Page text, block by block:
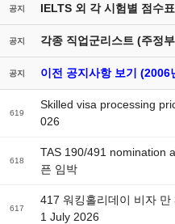
공지 IELTS 외 각 시험별 점수표
공지 각종 직업군리스트 (주정
공지 이전 공지사항 보기 (2006
619
Skilled visa processing
026
618
TAS 190/491 nomination
픈 임박
617
417 워킹홀리데이 비자
1 July 2026